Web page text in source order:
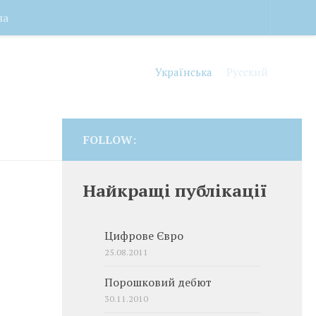
Українська Русский
FOLLOW:
Найкращі публікації
Цифрове Євро
25.08.2011
Порошковий дебют
30.11.2010